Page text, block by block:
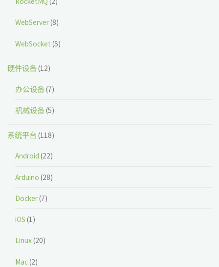
WebServer(8)
WebSocket (5)
硬件设备(12)
办公设备(7)
机械设备(5)
系统平台 (118)
Android (22)
Arduino (28)
Docker(7)
iOS (1)
Linux(20)
Mac(2)